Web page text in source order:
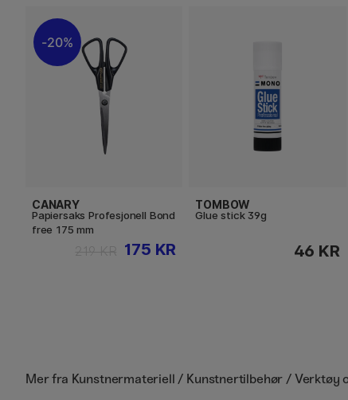
20%
CANARY
Papiersaks Profesjonell Bond
free 175 mm
175 KR
TOMBOW
Glue stick 39g
46 KR
Mer fra Kunstnermateriell / Kunstnertilbehør / Verktøy